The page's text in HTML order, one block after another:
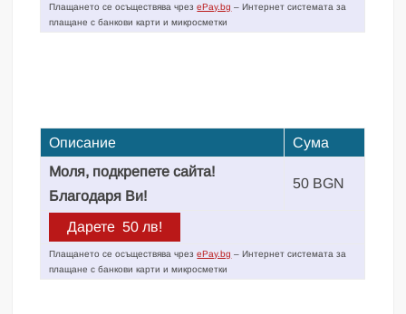
Плащането се осъществява чрезePay.bg – Интернет системата за
плащане с банкови карти и микросметки
Описание
Сума
Моля, подкрепете сайта!
Благодаря Ви!
50 BGN
Плащането се осъществява чрезePay.bg – Интернет системата за
плащане с банкови карти и микросметки